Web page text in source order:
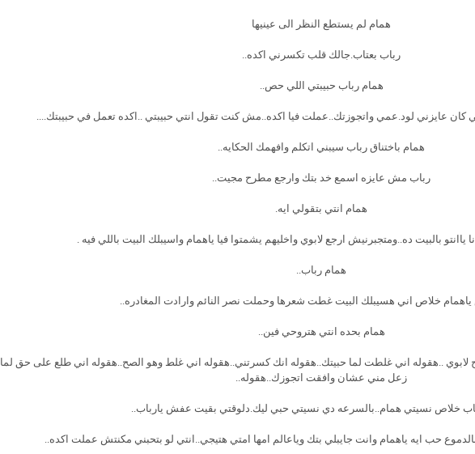
همام لم يستطع النظر الى عينيها
رباب بعتاب.جالك قلب تكسرني اكده..
همام رباب حبيبتي اللي حص..
كان عايزني لود.عمي واتجوزتك..عملت فيا اكده..مش كنت تقول انتي حبيبتي ..اكده تعمل في حبيبتك....
همام باختناق رباب سيبني اتكلم وافهمك الحكايه..
رباب مش عايزه اسمع خد بتك وارجع مطرح مجيت..
همام انتي بتقولي ايه.
ياانتو بالبيت ده..ومتجبرنيش ارجع لابوي واخليهم يشمتوا فيا ياهمام واسيبلك البيت باللي فيه .
همام رباب..
خلاص اني هسيبلك البيت غطت شعرها وحملت نصر النائم وارادت المغادره..
همام بحده انتي هتروحي فين..
لابوي ..هقوله اني غلطت لما حبيتك..هقوله انك كسرتني..هقوله اني غلط وهو الصح..هقوله اني طلع على حق لما
زعل مني عشان وافقت اتجوزك..هقوله..
خلاص نسيتي همام..بالسرعه دي نسيتي حبي ليك.دلوقتي بقيت عفش يارباب..
حب ايه ياهمام وانت جايبلي بتك وياعالم امها امتي هتيجي..انتي لو بتحبني مكنتش عملت اكده..